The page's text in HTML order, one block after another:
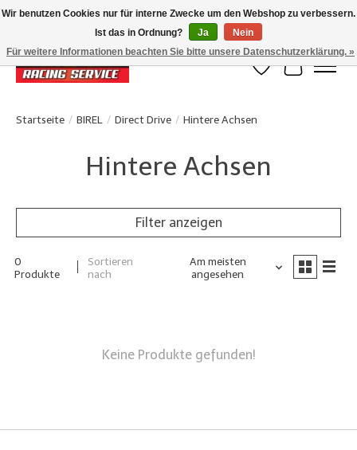
Klanten beoordelen ons met een 4,8/5 op Google reviews
Wunschzettel
Ihr
Startseite / BIREL / Direct Drive / Hintere Achsen
Hintere Achsen
Filter anzeigen
0
Produkte
Sortieren
nach
Am meisten
angesehen
Keine Produkte gefunden!
Wir benutzen Cookies nur für interne Zwecke um den Webshop zu verbessern.
Ist das in Ordnung?
Ja
Nein
Für weitere Informationen beachten Sie bitte unsere Datenschutzerklärung. »